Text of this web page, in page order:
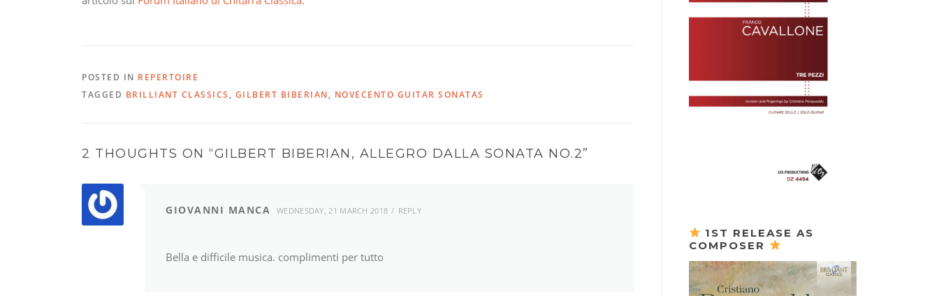
POSTED IN REPERTOIRE
TAGGED BRILLIANT CLASSICS , GILBERT BIBERIAN, NOVECENTO GUITAR SONATAS
2 THOUGHTS ON “GILBERT BIBERIAN, ALLEGRO DALLA SONATA NO.2”
GIOVANNI MANCA WEDNESDAY, 21 MARCH 2018 REPLY
Bella e difficile musica. complimenti per tutto
1ST RELEASE AS
COMPOSER